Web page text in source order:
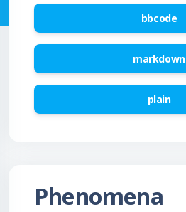
bbcode
markdown
plain
Phenomena